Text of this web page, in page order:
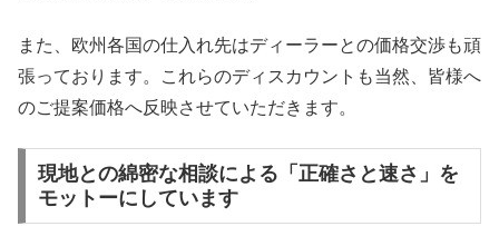
また、欧州各国の仕入れ先はディーラーとの価格交渉も頑
張っております。これらのディスカウントも当然、皆様へ
のご提案価格へ反映させていただきます。
現地との綿密な相談による「正確さと速さ」を
モットーにしています